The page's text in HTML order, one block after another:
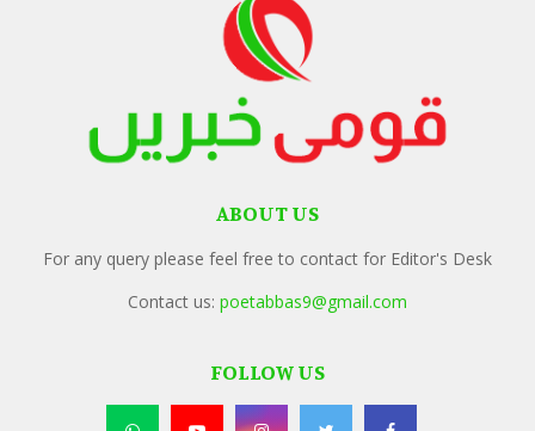
ABOUT US
For any query please feel free to contact for Editor's Desk
Contact us: poetabbas9@gmail.com
FOLLOW US